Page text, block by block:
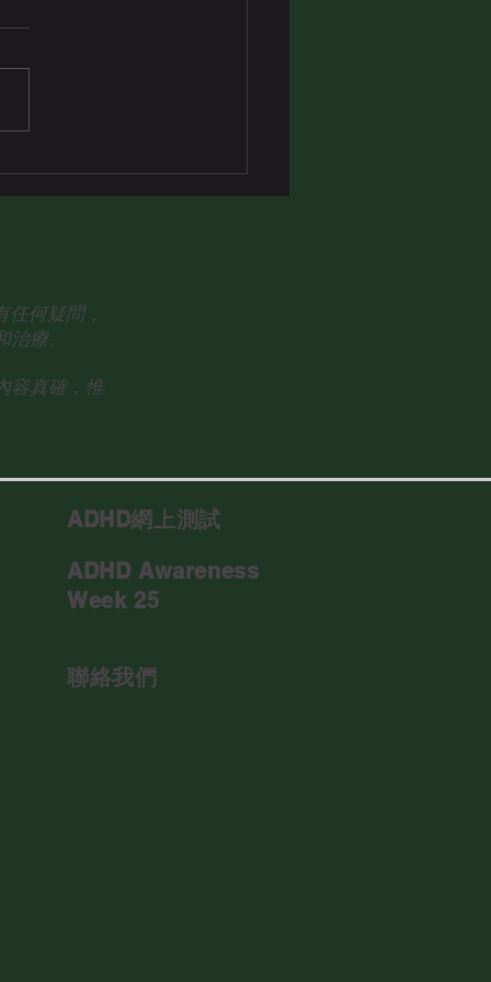
何疑問，
療。
容真確，惟
ADHD網上測試
ADHD Awareness
Week 25
聯絡我們